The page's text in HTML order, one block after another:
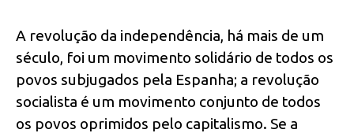
A revolução da independência, há mais de um
século, foi um movimento solidário de todos os
povos subjugados pela Espanha; a revolução
socialista é um movimento conjunto de todos
os povos oprimidos pelo capitalismo. Se a